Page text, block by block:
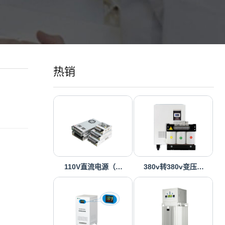
热销
110V直流电源（… 380v转380v变压…